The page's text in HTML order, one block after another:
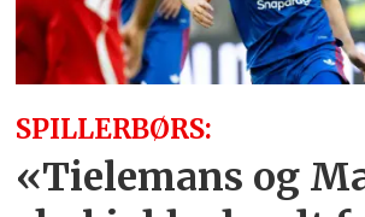
SPILLERBØRS:
«Tielemans og